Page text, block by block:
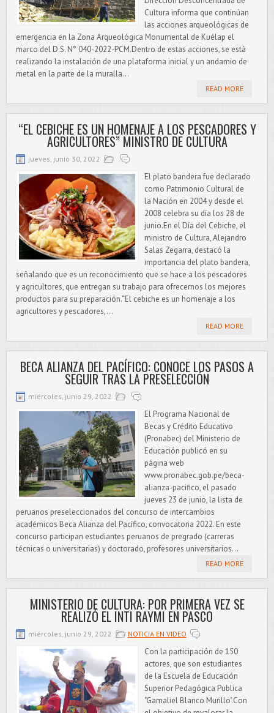
Cultura informa que continúan
las acciones arqueológicas de
emergencia en la Zona Arqueológica Monumental de Kuélap el
marco del D.S. N° 040-2022-PCM.Dentro de estas acciones, se está
realizando la instalación de una plataforma inicial y un andamio de
metal en la parte de la muralla...
READ MORE
“EL CEBICHE ES UN HOMENAJE A LOS PESCADORES Y
AGRICULTORES” MINISTRO DE CULTURA
jueves, junio 30, 2022
El plato bandera fue declarado
como Patrimonio Cultural de
la Nación en 2004 y desde el
2008 celebra su día los 28 de
junio.En el Día del Cebiche, el
ministro de Cultura, Alejandro
Salas Zegarra, destacó la
importancia del plato bandera,
señalando que es un reconocimiento que se hace a los pescadores
y agricultores, que entregan su trabajo para ofrecernos los mejores
productos para su preparación.“El cebiche es un homenaje a los
agricultores y pescadores,...
READ MORE
BECA ALIANZA DEL PACÍFICO: CONOCE LOS PASOS A
SEGUIR TRAS LA PRESELECCIÓN
miércoles, junio 29, 2022
El Programa Nacional de
Becas y Crédito Educativo
(Pronabec) del Ministerio de
Educación publicó en su
página web
www.pronabec.gob.pe/beca-
alianza-pacifico, el pasado
jueves 23 de junio, la lista de
peruanos preseleccionados del concurso de intercambios
académicos Beca Alianza del Pacífico, convocatoria 2022. En este
concurso participan estudiantes peruanos de pregrado (carreras
técnicas o universitarias) y doctorado, profesores universitarios...
READ MORE
MINISTERIO DE CULTURA: POR PRIMERA VEZ SE
REALIZÓ EL INTI RAYMI EN PASCO
miércoles, junio 29, 2022 NOTICIA EN VIDEO
Con la participación de 150
actores, que son estudiantes
de la Escuela de Educación
Superior Pedagógica Publica
"Gamaliel Blanco Murillo".Con